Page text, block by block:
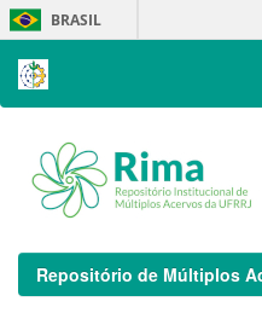
Skip
navigation
BRASIL
Repositório de Múltiplos